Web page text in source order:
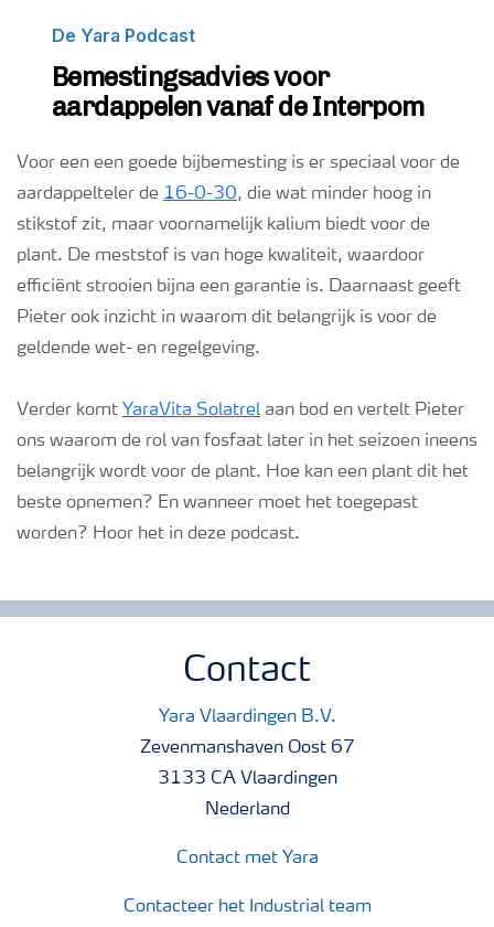
Voor een een goede bijbemesting is er speciaal voor de
aardappelteler de 16-0-30, die wat minder hoog in
stikstof zit, maar voornamelijk kalium biedt voor de
plant. De meststof is van hoge kwaliteit, waardoor
efficiënt strooien bijna een garantie is. Daarnaast geeft
Pieter ook inzicht in waarom dit belangrijk is voor de
geldende wet- en regelgeving.
Verder komt YaraVita Solatrel aan bod en vertelt Pieter
ons waarom de rol van fosfaat later in het seizoen ineens
belangrijk wordt voor de plant. Hoe kan een plant dit het
beste opnemen? En wanneer moet het toegepast
worden? Hoor het in deze podcast.
Contact
Yara Vlaardingen B.V.
Zevenmanshaven Oost 67
3133 CA Vlaardingen
Nederland
Contact met Yara
Contacteer het Industrial team